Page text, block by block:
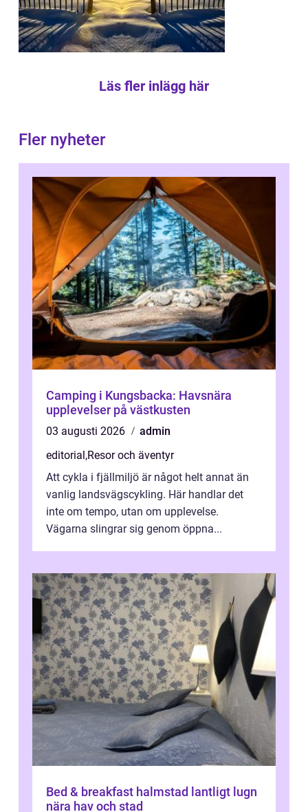
Läs fler inlägg här
Fler nyheter
Camping i Kungsbacka: Havsnära
upplevelser på västkusten
03 augusti 2026
admin
editorial,Resor och äventyr
Att cykla i fjällmiljö är något helt annat än
vanlig landsvägscykling. Här handlar det
inte om tempo, utan om upplevelse.
Vägarna slingrar sig genom öppna...
Bed & breakfast halmstad lantligt lugn
nära hav och stad